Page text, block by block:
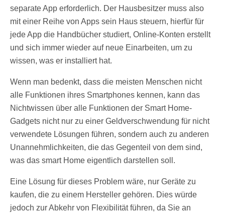
separate App erforderlich. Der Hausbesitzer muss also
mit einer Reihe von Apps sein Haus steuern, hierfür für
jede App die Handbücher studiert, Online-Konten erstellt
und sich immer wieder auf neue Einarbeiten, um zu
wissen, was er installiert hat.
Wenn man bedenkt, dass die meisten Menschen nicht
alle Funktionen ihres Smartphones kennen, kann das
Nichtwissen über alle Funktionen der Smart Home-
Gadgets nicht nur zu einer Geldverschwendung für nicht
verwendete Lösungen führen, sondern auch zu anderen
Unannehmlichkeiten, die das Gegenteil von dem sind,
was das smart Home eigentlich darstellen soll.
Eine Lösung für dieses Problem wäre, nur Geräte zu
kaufen, die zu einem Hersteller gehören. Dies würde
jedoch zur Abkehr von Flexibilität führen, da Sie an